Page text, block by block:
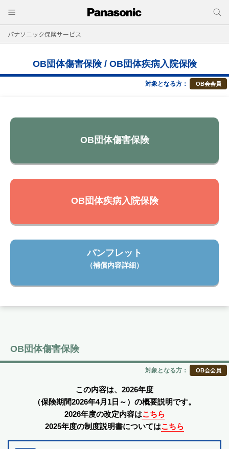
パナソニック保険サービス
OB団体傷害保険 / OB団体疾病入院保険
対象となる方： OB会会員
OB団体傷害保険
OB団体疾病入院保険
パンフレット
（補償内容詳細）
OB団体傷害保険
対象となる方： OB会会員
この内容は、2026年度
（保険期間2026年4月1日～）の概要説明です。
2026年度の改定内容はこちら
2025年度の制度説明書についてはこちら